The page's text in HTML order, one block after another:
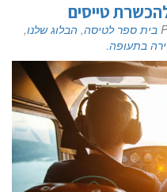
טייסים
בית ספר לטיסה, הבלוג שלנו,
בתעופה.